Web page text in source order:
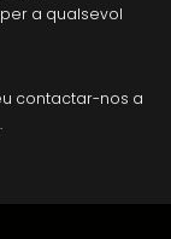
a qualsevol
contactar-nos a
.